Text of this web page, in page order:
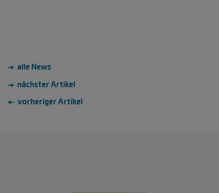
→ alle News
→ nächster Artikel
← vorheriger Artikel